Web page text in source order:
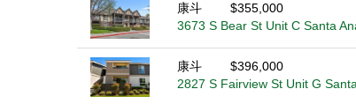
康斗
$355,000
3673 S Bear St Unit C Santa
康斗
$396,000
2827 S Fairview St Unit G